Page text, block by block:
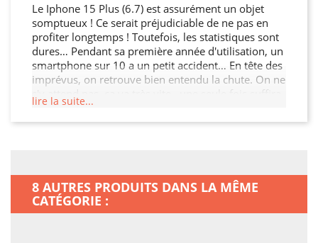
Le Iphone 15 Plus (6.7) est assurément un objet
somptueux ! Ce serait préjudiciable de ne pas en
profiter longtemps ! Toutefois, les statistiques sont
dures… Pendant sa première année d'utilisation, un
smartphone sur 10 a un petit accident… En tête des
imprévus, on retrouve bien entendu la chute. On ne
s'y attend pas, ça va très vite,, une seule fois suffira,
et vous pourrez dire au revoir à votre smartphone.
Certes, ça n'ira pas toujours jusque-là : bosse, écran
touchée. Mais il se peut également que votre
smartphone parte directement à la poubelle.
Attention, il ne sera pas nécessaire de le faire
lire la suite...
8 AUTRES PRODUITS DANS LA MÊME
CATÉGORIE :